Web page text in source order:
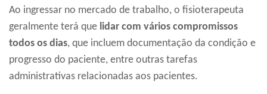
Ao ingressar no mercado de trabalho, o fisioterapeuta
geralmente terá que lidar com vários compromissos
todos os dias, que incluem documentação da condição e
progresso do paciente, entre outras tarefas
administrativas relacionadas aos pacientes.